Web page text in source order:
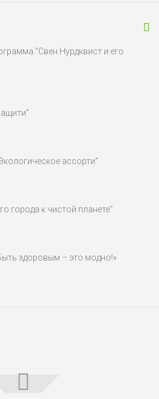
“Свен Нурдквист и его
ассорти”
города к чистой планете”
здоровым – это модно!»